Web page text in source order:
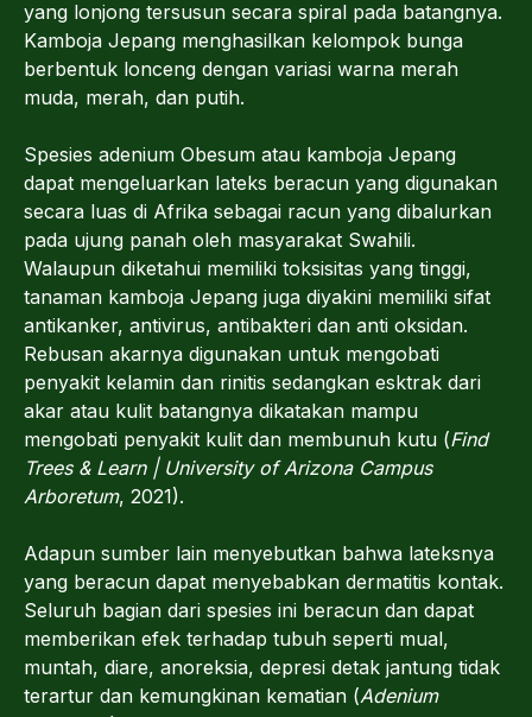
yang lonjong tersusun secara spiral pada batangnya.
Kamboja Jepang menghasilkan kelompok bunga
berbentuk lonceng dengan variasi warna merah
muda, merah, dan putih.
Spesies adenium Obesum atau kamboja Jepang
dapat mengeluarkan lateks beracun yang digunakan
secara luas di Afrika sebagai racun yang dibalurkan
pada ujung panah oleh masyarakat Swahili.
Walaupun diketahui memiliki toksisitas yang tinggi,
tanaman kamboja Jepang juga diyakini memiliki sifat
antikanker, antivirus, antibakteri dan anti oksidan.
Rebusan akarnya digunakan untuk mengobati
penyakit kelamin dan rinitis sedangkan esktrak dari
akar atau kulit batangnya dikatakan mampu
mengobati penyakit kulit dan membunuh kutu (Find
Trees & Learn | University of Arizona Campus
Arboretum, 2021).
Adapun sumber lain menyebutkan bahwa lateksnya
yang beracun dapat menyebabkan dermatitis kontak.
Seluruh bagian dari spesies ini beracun dan dapat
memberikan efek terhadap tubuh seperti mual,
muntah, diare, anoreksia, depresi detak jantung tidak
terartur dan kemungkinan kematian (Adenium